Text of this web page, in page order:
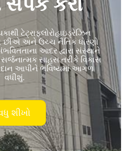
ટેટ્રાફ્લોરોહાઇડ્રેઝિન
છીએ અને ઉચ્ચ નૈતિક ધોરણો
આદર દ્વારા સંસ્થાને
સાહસ તરીકે વિકાસ
આપીને ભવિષ્યમાં આગળ
વધીશું.
શીખો